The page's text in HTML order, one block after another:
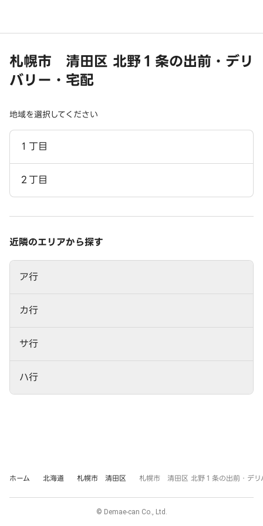
札幌市 清田区 北野１条の出前・デリ
バリー・宅配
地域を選択してください
１丁目
２丁目
近隣のエリアから探す
ア行
カ行
サ行
ハ行
ホーム 北海道 札幌市 清田区 札幌市 清田区 北野１条の出前・デリ
© Demae-can Co., Ltd.